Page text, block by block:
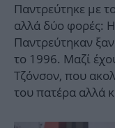
Παντρεύτηκε με
αλλά δύο φορές:
Παντρεύτηκαν
το 1996. Μαζί
Τζόνσον, που
του πατέρα αλλά